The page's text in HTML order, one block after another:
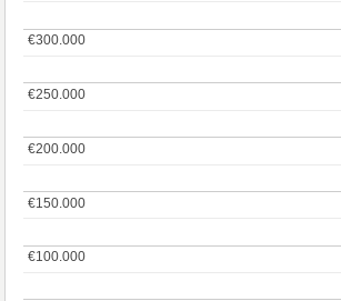
€100.000
€100.000
€150.000
€150.000
€200.000
€200.000
€250.000
€250.000
€300.000
€300.000